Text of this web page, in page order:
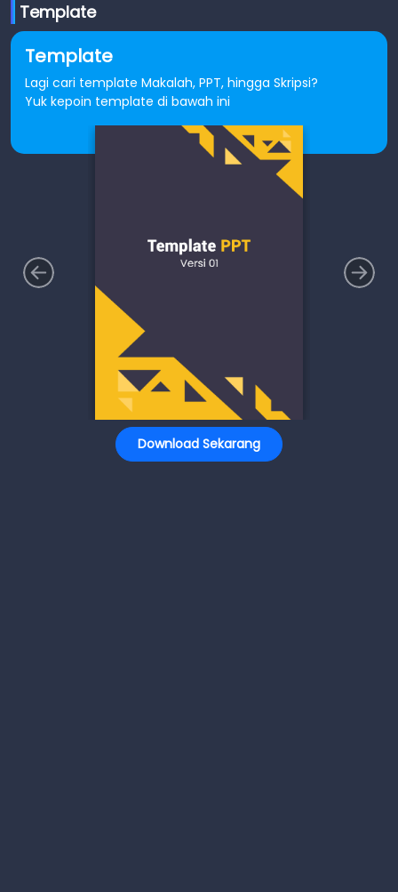
Template
Template
Lagi cari template Makalah, PPT, hingga Skripsi?
Yuk kepoin template di bawah ini
Download Sekarang